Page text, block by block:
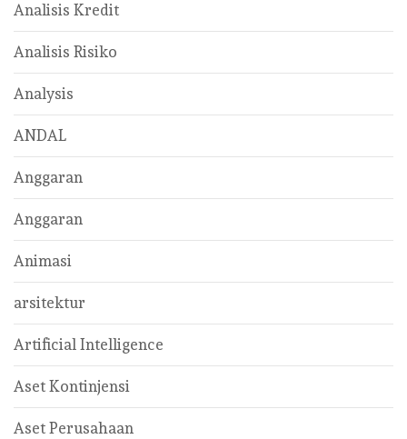
Analisis Kredit
Analisis Risiko
Analysis
ANDAL
Anggaran
Anggaran
Animasi
arsitektur
Artificial Intelligence
Aset Kontinjensi
Aset Perusahaan